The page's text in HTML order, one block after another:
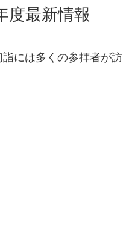
度最新情報
には多くの参拝者が訪